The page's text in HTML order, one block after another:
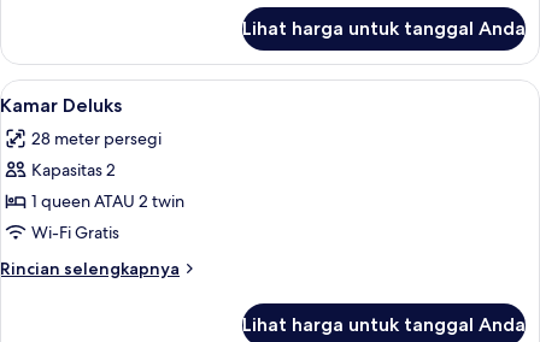
Kamar
Superior
Lihat harga untuk tanggal Anda
Lihat
semua
foto
untuk
Kamar
Deluks
Kamar Deluks | Minibar, brankas,
3
Kamar Deluks
28 meter persegi
Kapasitas 2
1 queen ATAU 2 twin
Wi-Fi Gratis
Rincian selengkapnya
Rincian
Lihat harga untuk tanggal Anda